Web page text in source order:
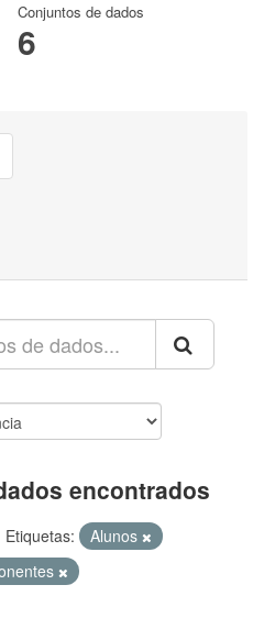
Conjuntos de dados
6
encontrados
Etiquetas:
Alunos